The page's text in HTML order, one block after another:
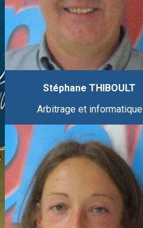
Stéphane THIBOULT
Arbitrage et informatique